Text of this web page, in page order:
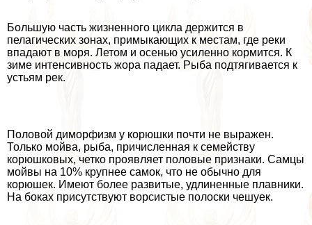
Большую часть жизненного цикла держится в
пелагических зонах, примыкающих к местам, где реки
впадают в моря. Летом и осенью усиленно кормится. К
зиме интенсивность жора падает. Рыба подтягивается к
устьям рек.
Половой диморфизм у корюшки почти не выражен.
Только мойва, рыба, причисленная к семейству
корюшковых, четко проявляет пoлoвые признаки. Самцы
мойвы на 10% крупнее самок, что не обычно для
корюшек. Имеют более развитые, удлиненные плавники.
На боках присутствуют ворсистые полоски чешуек.